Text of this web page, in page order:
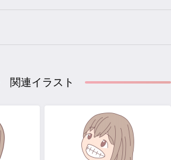
関連イラスト